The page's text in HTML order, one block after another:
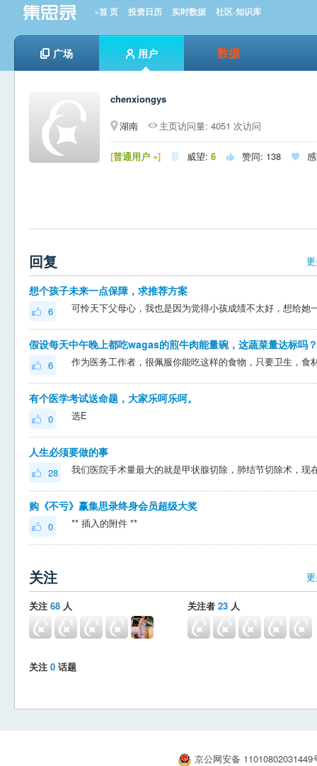
»首 页 投资日历 实时数据 社区-知识库
广场 用户 数据
chenxiongys
湖南
主页访问量: 4051 次访问
[普通用户 »]  威望: 6  赞同: 138 
回复
想个孩子未来一点保障，求推荐方案
6
假设每天中午晚上都吃wagas的煎牛肉能量碗，这蔬菜量达标吗？
6
有个医学考试送命题，大家乐呵乐呵。
0 选E
人生必须要做的事
28
购《不亏》赢集思录终身会员超级大奖
0 ** 插入的附件 **
关注
关注 68 人 关注者 23 人
关注 0 话题
京公网安备